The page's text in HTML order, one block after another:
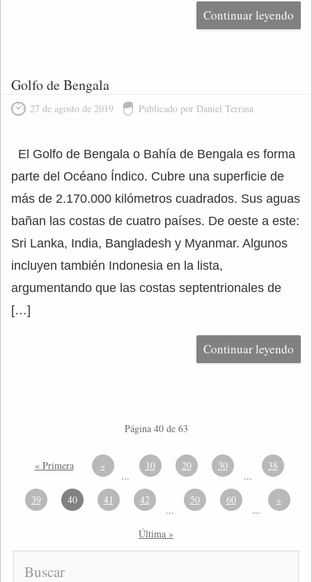
Continuar leyendo
Golfo de Bengala
27 de agosto de 2019 Publicado por Daniel Terrasa
El Golfo de Bengala o Bahía de Bengala es forma
parte del Océano Índico. Cubre una superficie de
más de 2.170.000 kilómetros cuadrados. Sus aguas
bañan las costas de cuatro países. De oeste a este:
Sri Lanka, India, Bangladesh y Myanmar. Algunos
incluyen también Indonesia en la lista,
argumentando que las costas septentrionales de
[…]
Continuar leyendo
Página 40 de 63
« Primera «
...
10 20 30
...
38
39 40 41 42
...
50 60
...
»
Última »
Buscar